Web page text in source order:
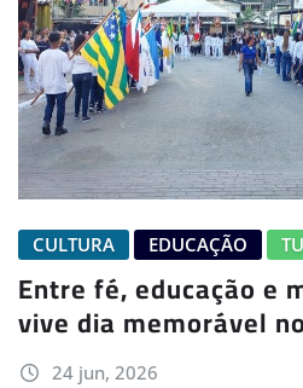
CULTURA EDUCAÇÃO
Entre fé, educação e
vive dia memorável
24 jun, 2026